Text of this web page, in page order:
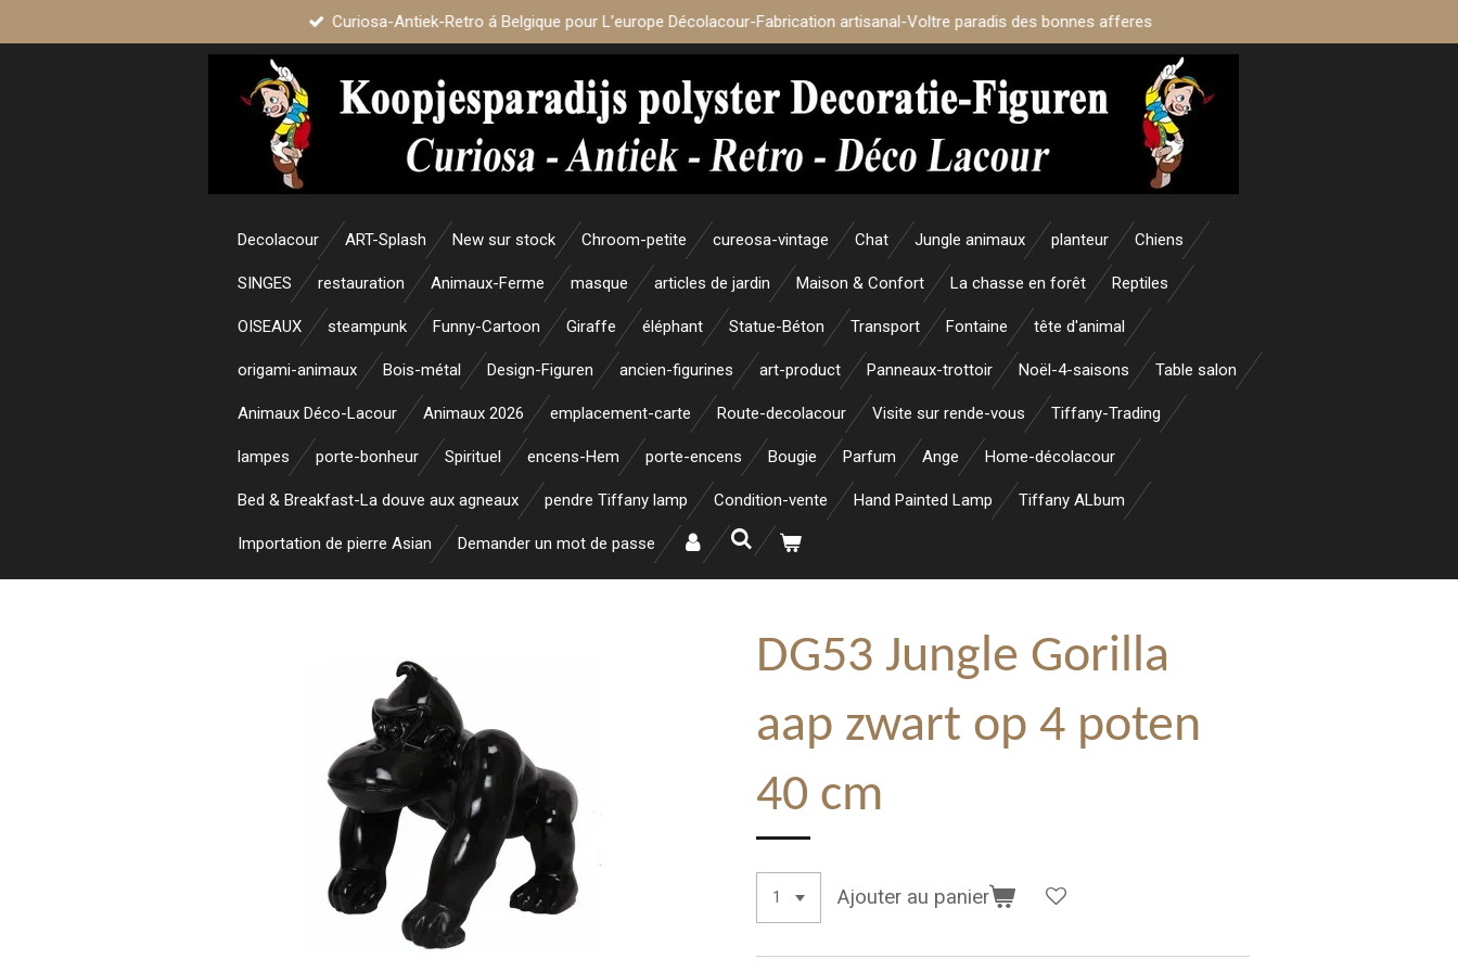
Curiosa-Antiek-Retro á Belgique pour L’europe Décolacour-Fabrication artisanal-Voltre paradis des bonnes afferes
Decolacour ART-Splash New sur stock Chroom-petite cureosa-vintage Chat Jungle animaux planteur Chiens
SINGES restauration Animaux-Ferme masque articles de jardin Maison & Confort La chasse en forêt Reptiles
OISEAUX steampunk Funny-Cartoon Giraffe éléphant Statue-Béton Transport Fontaine tête d'animal
origami-animaux Bois-métal Design-Figuren ancien-figurines art-product Panneaux-trottoir Noël-4-saisons Table salon
Animaux Déco-Lacour Animaux 2026 emplacement-carte Route-decolacour Visite sur rende-vous Tiffany-Trading
lampes porte-bonheur Spirituel encens-Hem porte-encens Bougie Parfum Ange Home-décolacour
Bed & Breakfast-La douve aux agneaux pendre Tiffany lamp Condition-vente Hand Painted Lamp Tiffany ALbum
Importation de pierre Asian Demander un mot de passe
DG53 Jungle Gorilla
aap zwart op 4 poten
40 cm
Ajouter au panier